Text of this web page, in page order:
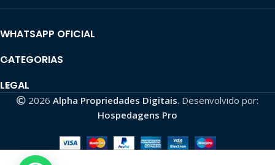
WHATSAPP OFICIAL
CATEGORIAS
LEGAL
2026 Alpha Propriedades Digitais. Desenvolvido por:
Hospedagens Pro